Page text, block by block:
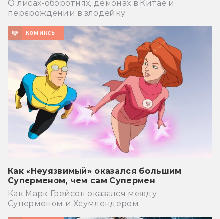
О лисах-оборотнях, демонах в Китае и
перерождении в злодейку
Комиксы
Как «Неуязвимый» оказался большим
Суперменом, чем сам Супермен
Как Марк Грейсон оказался между
Суперменом и Хоумлендером.